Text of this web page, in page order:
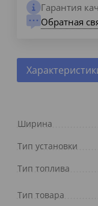
Гарантия
Обратная
Ширина
Тип установки
Тип топлива
Тип товара